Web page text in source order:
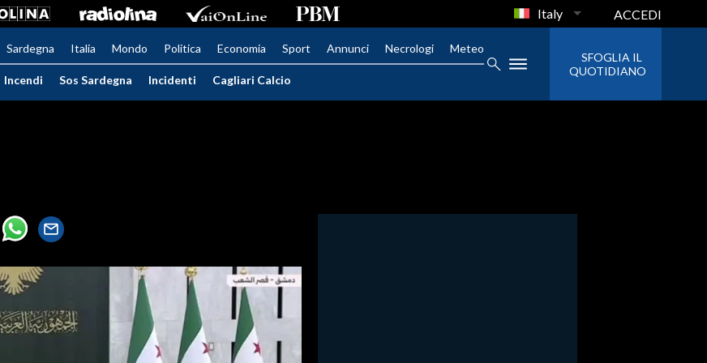
Italy ACCEDI
Sardegna Italia Mondo Politica Economia Sport Annunci Necrologi Meteo
Incendi Sos Sardegna Incidenti Cagliari Calcio
SFOGLIA IL
QUOTIDIANO